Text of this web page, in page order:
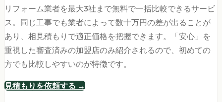
リフォーム業者を最大3社まで無料で一括比較できるサービ
ス。同じ工事でも業者によって数十万円の差が出ることが
あり、相見積もりで適正価格を把握できます。「安心」を
重視した審査済みの加盟店のみ紹介されるので、初めての
方でも比較しやすいのが特徴です。
見積もりを依頼する →